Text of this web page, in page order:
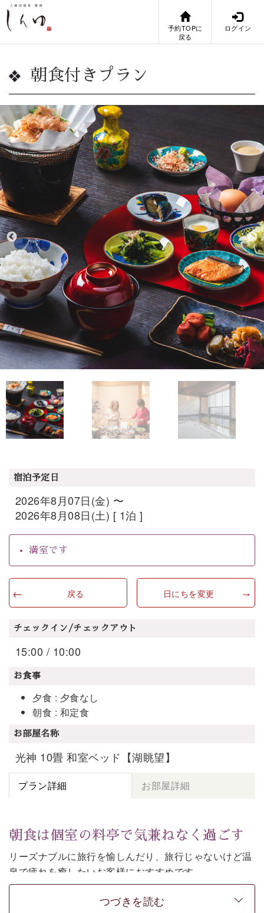
予約TOPに
戻る
ログイン
朝食付きプラン
宿泊予定日
2026年8月07日(金) 〜
2026年8月08日(土) [ 1泊 ]
満室です
戻る 日にちを変更
チェックイン/チェックアウト
15:00 / 10:00
お食事
夕食 : 夕食なし
朝食 : 和定食
お部屋名称
光神 10畳 和室ベッド【湖眺望】
プラン詳細 お部屋詳細
朝食は個室の料亭で気兼ねなく過ごす
リーズナブルに旅行を愉しんだり、旅行じゃないけど温
泉で疲れを癒したいお客様におすすめです。
ご朝食は個室の料亭で気兼ねなくお食事をお愉しみくだ
つづきを読む